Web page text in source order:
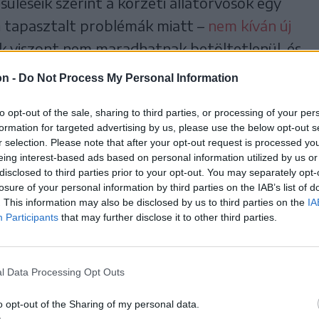
- Do Not Process My Personal Information
opt-out of the sale, sharing to third parties, or processing of your
for targeted advertising by us, please use the below opt-out
selection. Please note that after your opt-out request is processed
interest-based ads based on personal information utilized by us
to third parties prior to your opt-out. You may separately
of your personal information by third parties on the IAB’s list of
This information may also be disclosed by us to third parties on the
Participants that may further disclose it to other third parties.
Data Processing Opt Outs
opt-out of the Sharing of my personal data.
tapasztalt problémák miatt – nem kíván új
viszont nem maradhatnak betöltetlenül, és
is csak meghatározott ideig lehet
a rendszert a körzeti
egy része
a szakhatósággal megkötött szerződése, és
hogy némelyikük nem köt új megállapodást